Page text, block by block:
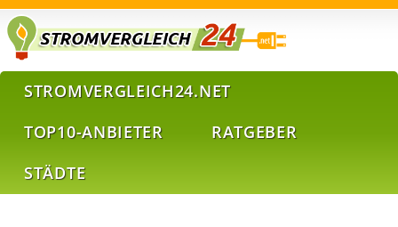
STROMVERGLEICH24.NET
TOP10-ANBIETER
RATGEBER
STÄDTE